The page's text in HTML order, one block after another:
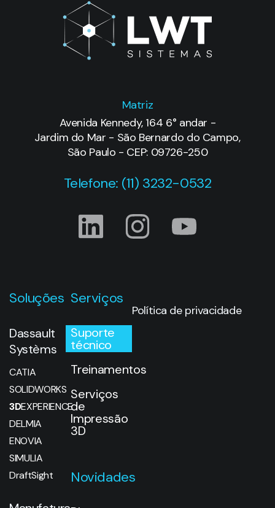
Matriz
Avenida Kennedy, 164 6° andar -
Jardim do Mar - São Bernardo do Campo,
São Paulo - CEP: 09726-250
Telefone: (11) 3232-0532
Soluções
Dassault
Systèms
CATIA
SOLIDWORKS
3DEXPERIENCE
DELMIA
ENOVIA
SIMULIA
DraftSight
Serviços
Suporte
técnico
Treinamentos
Serviços
de
Impressão
3D
Novidades
Política de privacidade